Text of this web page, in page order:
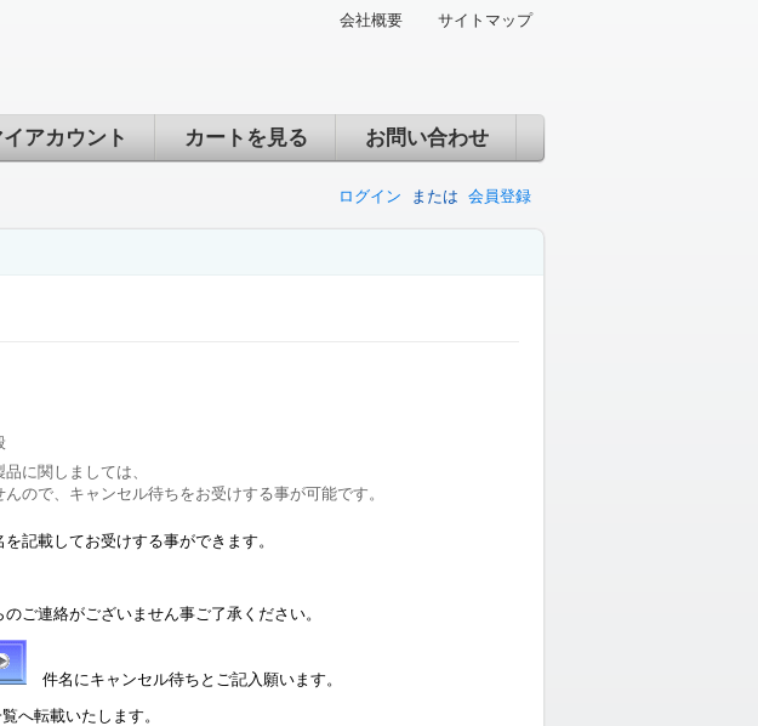
会社概要 サイトマップ
イアカウント カートを見る お問い合わせ
ログイン または 会員登録
に関しましては、
ので、キャンセル待ちをお受けする事が可能です。
載してお受けする事ができます。
ご連絡がございません事ご了承ください。
件名にキャンセル待ちとご記入願います。
へ転載いたします。